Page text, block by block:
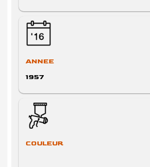
ANNEE
1957
COULEUR